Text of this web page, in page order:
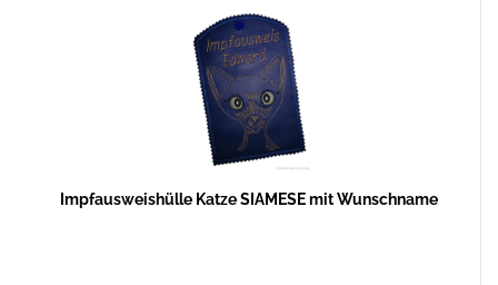
Impfausweishülle Katze SIAMESE mit Wunschname